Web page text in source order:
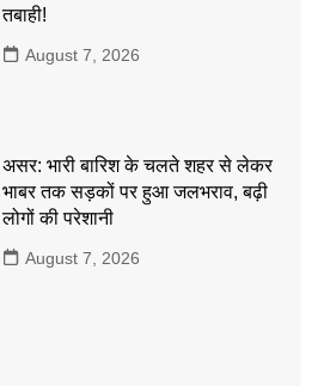
तबाही!
August 7, 2026
असर: भारी बारिश के चलते शहर से लेकर
भाबर तक सड़कों पर हुआ जलभराव, बढ़ी
लोगों की परेशानी
August 7, 2026